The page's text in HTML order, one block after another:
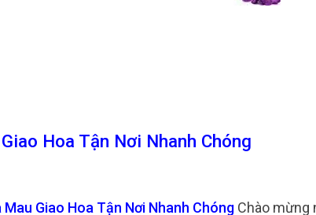
Hoa Tận Nơi Nhanh Chóng
Giao Hoa Tận Nơi Nhanh Chóng Chào mừng